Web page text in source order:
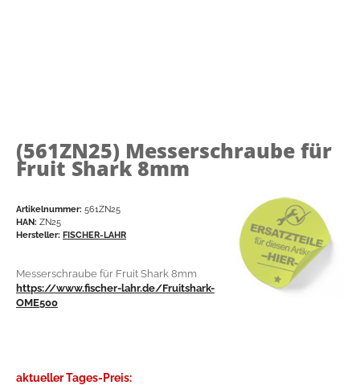
(561ZN25) Messerschraube für
Fruit Shark 8mm
Artikelnummer: 561ZN25
HAN: ZN25
Hersteller: FISCHER-LAHR
Messerschraube für Fruit Shark 8mm
https://www.fischer-lahr.de/Fruitshark-
OME500
aktueller Tages-Preis: